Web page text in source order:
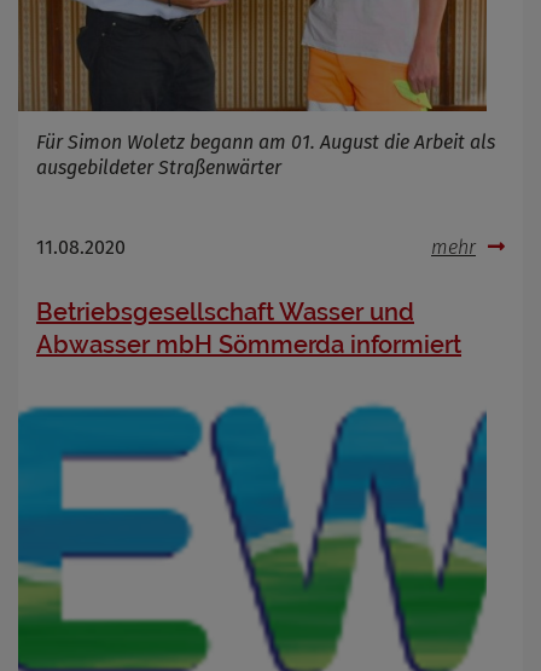
Für Simon Woletz begann am 01. August die Arbeit als
ausgebildeter Straßenwärter
11.08.2020 mehr
Betriebsgesellschaft Wasser und
Abwasser mbH Sömmerda informiert